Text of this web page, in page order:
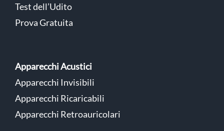
Test dell’Udito
Prova Gratuita
Apparecchi Acustici
Apparecchi Invisibili
Apparecchi Ricaricabili
Apparecchi Retroauricolari